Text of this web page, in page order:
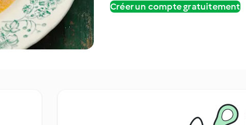
Créer un compte gratuitement